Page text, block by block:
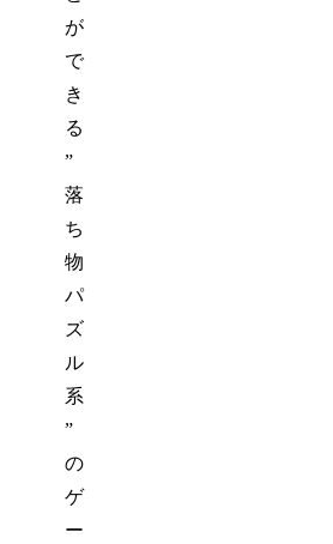
が
で
き
る
”
落
ち
物
パ
ズ
ル
系
”
の
ゲ
ー